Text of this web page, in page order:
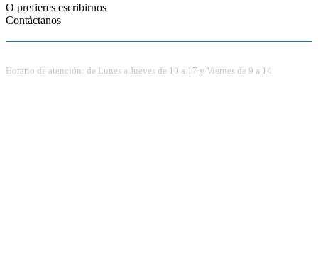
O prefieres escribirnos
Contáctanos
Horario de atención: de Lunes a Jueves de 10 a 17 y Viernes de 9 a 14